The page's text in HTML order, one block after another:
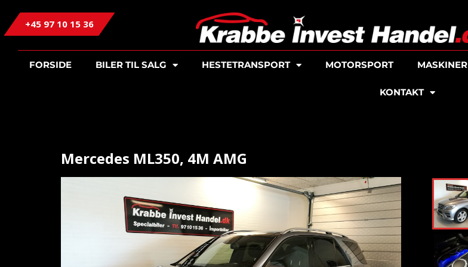
+45 97 10 15 36
FORSIDE BILER TIL SALG HESTETRANSPORT MOTORSPORT MASKINER
KONTAKT
Mercedes ML350, 4M AMG